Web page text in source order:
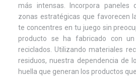
más intensas. Incorpora paneles
zonas estratégicas que favorecen
te concentres en tu juego sin
producto se ha fabricado con
reciclados. Utilizando materiales
residuos, nuestra dependencia de
huella que generan los productos